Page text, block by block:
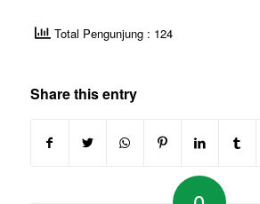
Total Pengunjung : 124
Share this entry